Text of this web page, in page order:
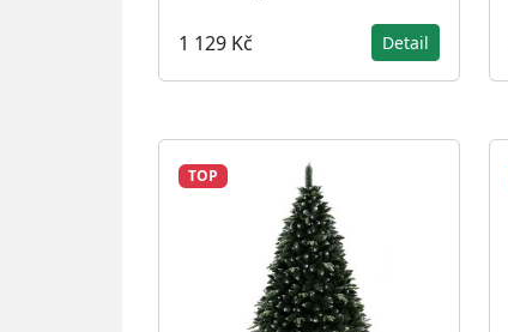
1 129 Kč Detail
TOP